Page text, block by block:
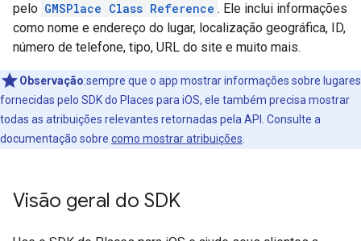
pelo GMSPlace Class Reference . Ele inclui informações
como nome e endereço do lugar, localização geográfica, ID,
número de telefone, tipo, URL do site e muito mais.
Observação:sempre que o app mostrar informações sobre lugares
fornecidas pelo SDK do Places para iOS, ele também precisa mostrar
todas as atribuições relevantes retornadas pela API. Consulte a
documentação sobre como mostrar atribuições
Visão geral do SDK